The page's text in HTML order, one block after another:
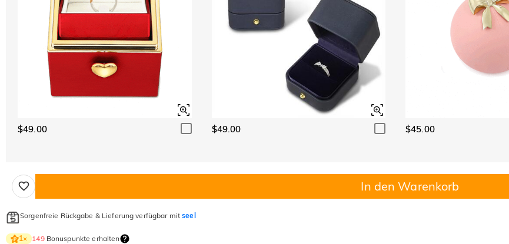
$49.00 $49.00 $45.00
In den Warenkorb
Sorgenfreie Rückgabe & Lieferung verfügbar mitseel
1× 149Bonuspunkte erhalten